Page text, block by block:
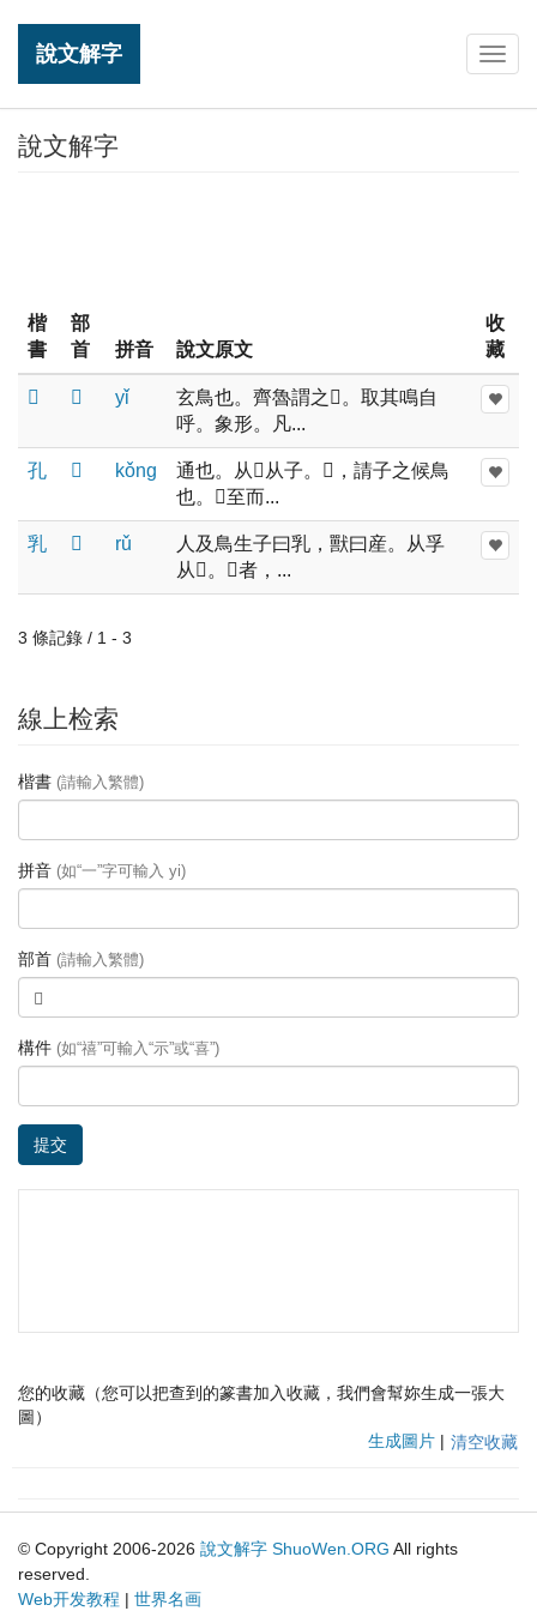
說文解字
說文解字
楷
書
部
首
拼音 說文原文
收
藏
𠃉 𠃉 yǐ
玄鳥也。齊魯謂之𠃉。取其鳴自
呼。象形。凡...
孔 𠃉 kǒnɡ
通也。从𠃉从子。𠃉，請子之候鳥
也。𠃉至而...
乳 𠃉 rǔ
人及鳥生子曰乳，獸曰産。从孚
从𠃉。𠃉者，...
3 條記錄 / 1 - 3
線上检索
楷書 (請輸入繁體)
拼音 (如“一”字可輸入 yi)
部首 (請輸入繁體)
構件 (如“禧”可輸入“示”或“喜”)
提交
您的收藏（您可以把查到的篆書加入收藏，我們會幫妳生成一張大
圖）
生成圖片 | 清空收藏
© Copyright 2006-2026 說文解字 ShuoWen.ORG All rights
reserved.
Web开发教程 | 世界名画